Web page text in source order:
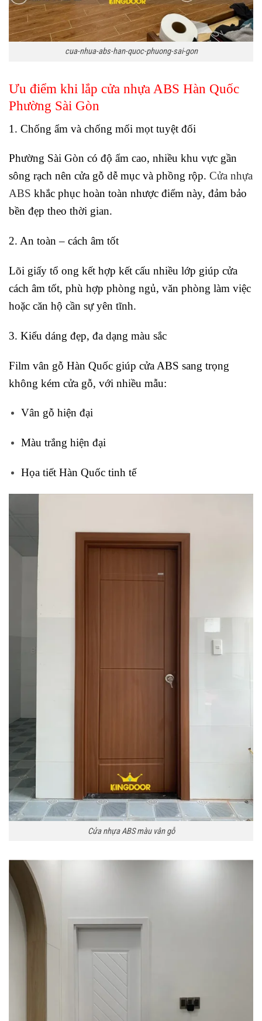
cua-nhua-abs-han-quoc-phuong-sai-gon
Ưu điểm khi lắp cửa nhựa ABS Hàn Quốc
Phường Sài Gòn
1. Chống ẩm và chống mối mọt tuyệt đối
Phường Sài Gòn có độ ẩm cao, nhiều khu vực gần
sông rạch nên cửa gỗ dễ mục và phồng rộp. Cửa nhựa
ABS khắc phục hoàn toàn nhược điểm này, đảm bảo
bền đẹp theo thời gian.
2. An toàn – cách âm tốt
Lõi giấy tổ ong kết hợp kết cấu nhiều lớp giúp cửa
cách âm tốt, phù hợp phòng ngủ, văn phòng làm việc
hoặc căn hộ cần sự yên tĩnh.
3. Kiểu dáng đẹp, đa dạng màu sắc
Film vân gỗ Hàn Quốc giúp cửa ABS sang trọng
không kém cửa gỗ, với nhiều mẫu:
Vân gỗ hiện đại
Màu trắng hiện đại
Họa tiết Hàn Quốc tinh tế
Cửa nhựa ABS màu vân gỗ